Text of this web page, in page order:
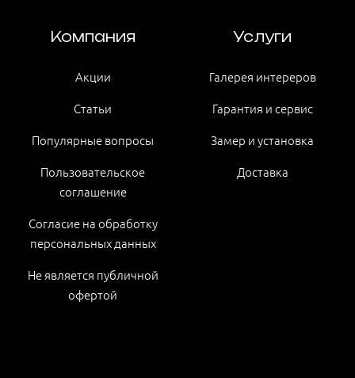
Компания
Акции
Статьи
Популярные вопросы
Пользовательское
соглашение
Согласие на обработку
персональных данных
Не является публичной
офертой
Услуги
Галерея интереров
Гарантия и сервис
Замер и установка
Доставка